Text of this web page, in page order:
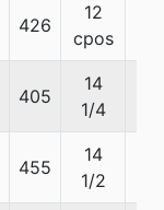
426
12
cpos
405
14
1/4
455
14
1/2